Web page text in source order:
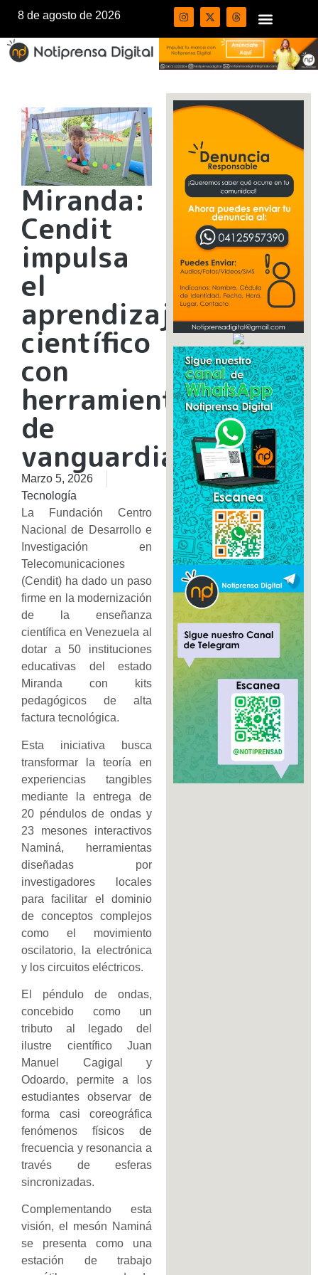
8 de agosto de 2026
Miranda:
Cendit
impulsa
el
aprendizaje
científico
con
herramientas
de
vanguardia
Marzo 5, 2026
Tecnología
La Fundación Centro
Nacional de Desarrollo e
Investigación en
Telecomunicaciones
(Cendit) ha dado un paso
firme en la modernización
de la enseñanza
científica en Venezuela al
dotar a 50 instituciones
educativas del estado
Miranda con kits
pedagógicos de alta
factura tecnológica.
Esta iniciativa busca
transformar la teoría en
experiencias tangibles
mediante la entrega de
20 péndulos de ondas y
23 mesones interactivos
Naminá, herramientas
diseñadas por
investigadores locales
para facilitar el dominio
de conceptos complejos
como el movimiento
oscilatorio, la electrónica
y los circuitos eléctricos.
El péndulo de ondas,
concebido como un
tributo al legado del
ilustre científico Juan
Manuel Cagigal y
Odoardo, permite a los
estudiantes observar de
forma casi coreográfica
fenómenos físicos de
frecuencia y resonancia a
través de esferas
sincronizadas.
Complementando esta
visión, el mesón Naminá
se presenta como una
estación de trabajo